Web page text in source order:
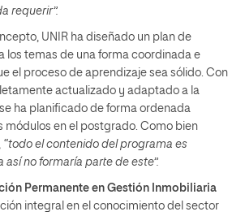
requerir”.
UNIR ha diseñado un plan de
los temas de una forma coordinada e
el proceso de aprendizaje sea sólido. Con
actualizado y adaptado a la
ha planificado de forma ordenada
módulos en el postgrado. Como bien
“todo el contenido del programa es
así no formaría parte de este”.
Permanente en Gestión Inmobiliaria
integral en el conocimiento del sector